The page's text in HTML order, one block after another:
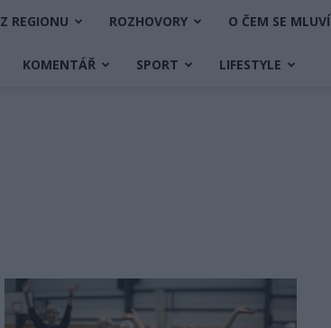
Z REGIONU ROZHOVORY O ČEM SE MLUVÍ
KOMENTÁŘ SPORT LIFESTYLE